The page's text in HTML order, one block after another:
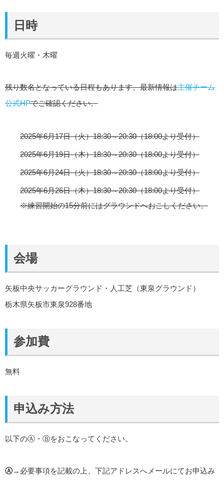
日時
毎週火曜・木曜
残り数名となっている日程もあります。最新情報は主催チーム
公式HPでご確認ください。
2025年6月17日（火）18:30～20:30（18:00より受付）
2025年6月19日（木）18:30～20:30（18:00より受付）
2025年6月24日（火）18:30～20:30（18:00より受付）
2025年6月26日（木）18:30～20:30（18:00より受付）
※練習開始の15分前にはグラウンドへおこしください。
会場
矢板中央サッカーグラウンド・人工芝（東泉グラウンド）
栃木県矢板市東泉928番地
参加費
無料
申込み方法
以下のⒶ・Ⓑをおこなってください。
Ⓐ→必要事項を記載の上、下記アドレスへメールにてお申込み